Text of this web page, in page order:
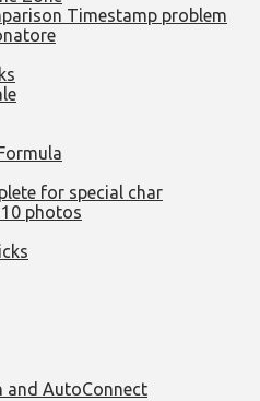
Timestamp problem
for special char
photos
and AutoConnect